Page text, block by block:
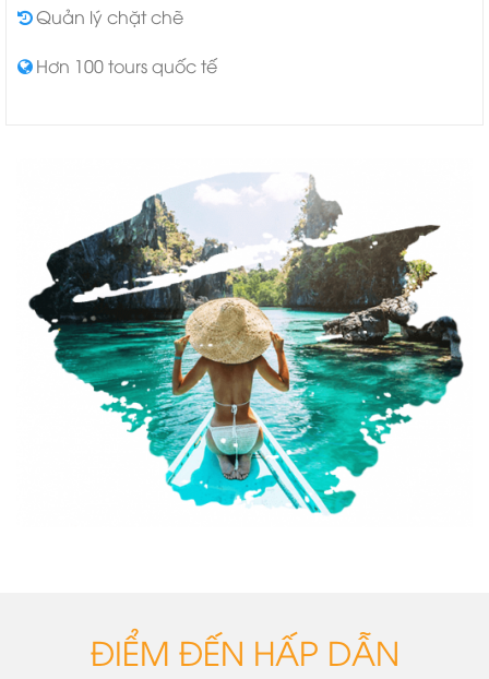
Quản lý chặt chẽ
Hơn 100 tours quốc tế
ĐIỂM ĐẾN HẤP DẪN